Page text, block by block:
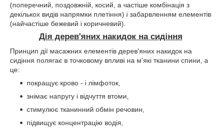
(поперечний, поздовжній, косий, а частіше комбінація з
декількох видів напрямки плетіння) і забарвленням елементів
(найчастіше бежевий і коричневий).
Дія дерев'яних накидок на сидіння
Принцип дії масажних елементів дерев'яних накидок на
сидіння полягає в точковому впливі на м'які тканини спини, а
це:
покращує крово - і лімфоток,
знімає напругу і відчуття втоми,
стимулює тканинний обмін речовин,
підвищує концентрацію водія,